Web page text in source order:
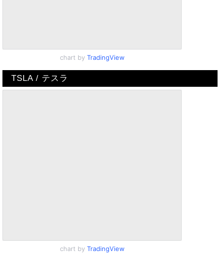
chart by TradingView
TSLA / テスラ
chart by TradingView